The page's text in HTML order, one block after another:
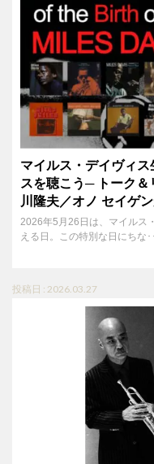
マイルス・デイヴィ
スを聴こう─ トーク
川隆夫／オノ セイゲ
2026年5月26日は、マイルス
える日。この特別な日にちな･
投稿日 : 2026.03.27